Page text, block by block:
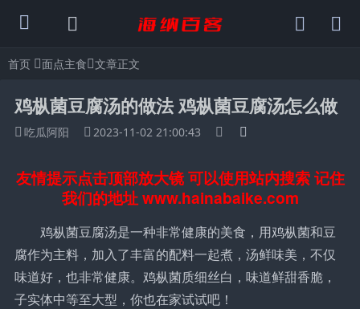
首页 面点主食 文章正文
鸡枞菌豆腐汤的做法 鸡枞菌豆腐汤怎么做
吃瓜阿阳 2023-11-02 21:00:43
友情提示点击顶部放大镜 可以使用站内搜索 记住
我们的地址 www.hainabaike.com
鸡枞菌豆腐汤是一种非常健康的美食，用鸡枞菌和豆
腐作为主料，加入了丰富的配料一起煮，汤鲜味美，不仅
味道好，也非常健康。鸡枞菌质细丝白，味道鲜甜香脆，
子实体中等至大型，你也在家试试吧！